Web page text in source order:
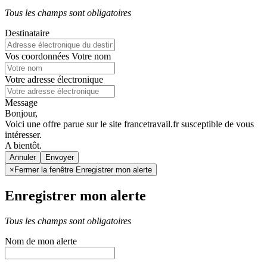
Tous les champs sont obligatoires
Destinataire
Vos coordonnées Votre nom
Votre adresse électronique
Message
Bonjour,
Voici une offre parue sur le site francetravail.fr susceptible de vous
intéresser.
A bientôt.
Annuler
× Fermer la fenêtre Enregistrer mon alerte
Enregistrer mon alerte
Tous les champs sont obligatoires
Nom de mon alerte